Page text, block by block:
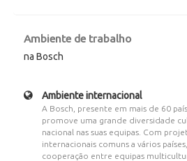
Ambiente de trabalho
na Bosch
Ambiente internacional
A Bosch, presente em mais de 60
promove uma grande diversidade
nacional nas suas equipas. Com
internacionais comuns a vários
cooperação entre equipas